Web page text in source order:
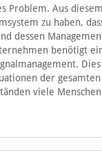
Problem. Aus
zu haben,
dessen
benötigt
der gesamten
viele